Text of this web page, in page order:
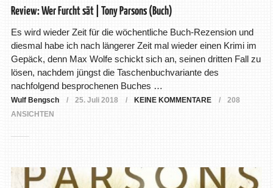
Review: Wer Furcht sät | Tony Parsons (Buch)
Es wird wieder Zeit für die wöchentliche Buch-Rezension und
diesmal habe ich nach längerer Zeit mal wieder einen Krimi im
Gepäck, denn Max Wolfe schickt sich an, seinen dritten Fall zu
lösen, nachdem jüngst die Taschenbuchvariante des
nachfolgend besprochenen Buches …
Wulf Bengsch 25. Juli 2018 KEINE KOMMENTARE
208
ANSICHTEN